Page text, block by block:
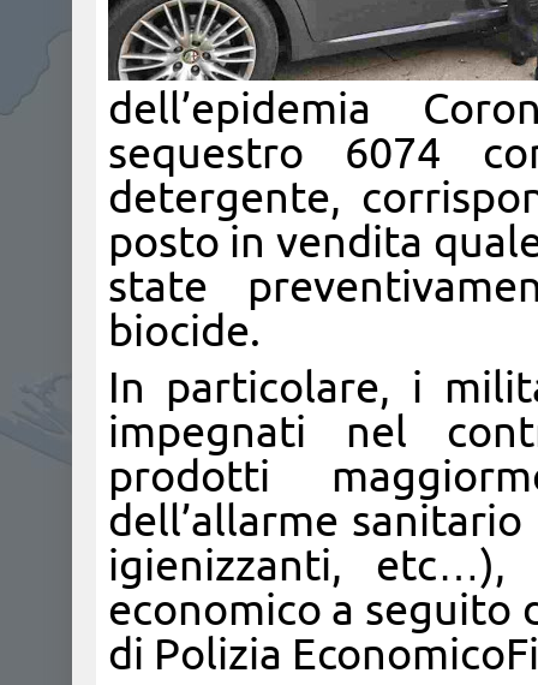
dell’epidemia
sequestro 6074
detergente,
posto in vendita
state
biocide.
In particolare, i
impegnati nel
prodotti
dell’allarme
igienizzanti,
economico a seguito
di Polizia